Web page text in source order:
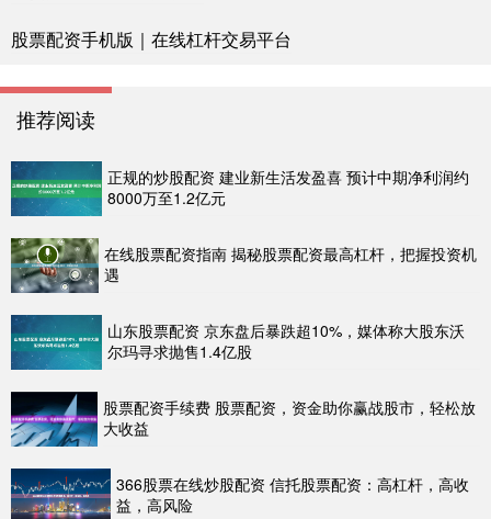
股票配资手机版｜在线杠杆交易平台
推荐阅读
正规的炒股配资 建业新生活发盈喜 预计中期净利润约
8000万至1.2亿元
在线股票配资指南 揭秘股票配资最高杠杆，把握投资机
遇
山东股票配资 京东盘后暴跌超10%，媒体称大股东沃
尔玛寻求抛售1.4亿股
股票配资手续费 股票配资，资金助你赢战股市，轻松放
大收益
366股票在线炒股配资 信托股票配资：高杠杆，高收
益，高风险